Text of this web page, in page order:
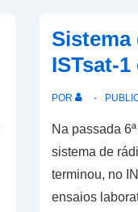
Argus
Sistema
ISTsat-
POR
Na passada
sistema de
terminou, no
ensaios